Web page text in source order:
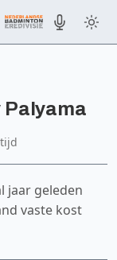
Palyama
jaar geleden
vaste kost